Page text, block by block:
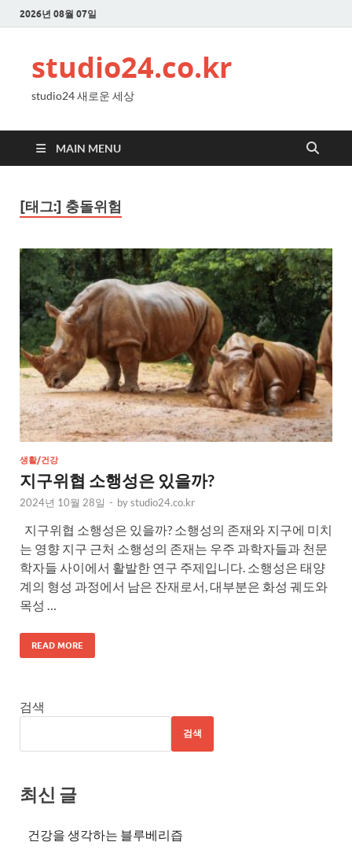
2026년 08월 07일
studio24.co.kr
studio24 새로운 세상
MAIN MENU
[태그:] 충돌위험
생활/건강
지구위협 소행성은 있을까?
2024년 10월 28일 - bystudio24.co.kr
지구위협 소행성은 있을까? 소행성의 존재와 지구에 미치
는 영향 지구 근처 소행성의 존재는 우주 과학자들과 천문
학자들 사이에서 활발한 연구 주제입니다. 소행성은 태양
계의 형성 과정에서 남은 잔재로서, 대부분은 화성 궤도와
목성 …
READ MORE
검색
검색
최신 글
건강을 생각하는 블루베리즙